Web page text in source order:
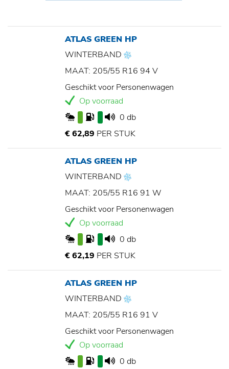
ATLAS GREEN HP
WINTERBAND
MAAT: 205/55 R16 94 V
Geschikt voor Personenwagen
Op voorraad
0 db
€ 62,89 PER STUK
ATLAS GREEN HP
WINTERBAND
MAAT: 205/55 R16 91 W
Geschikt voor Personenwagen
Op voorraad
0 db
€ 62,19 PER STUK
ATLAS GREEN HP
WINTERBAND
MAAT: 205/55 R16 91 V
Geschikt voor Personenwagen
Op voorraad
0 db